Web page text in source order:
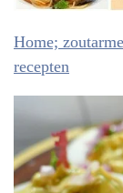
Home; zoutarme
recepten